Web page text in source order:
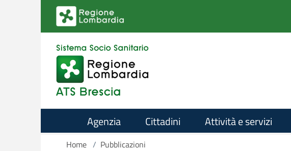
Salta al contenuto principale
Agenzia Cittadini Attività e servizi
Home / Pubblicazioni